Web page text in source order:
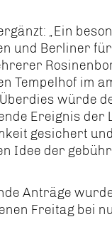
„Ein
und Berliner
Tempelhof im
würde
Ereignis der
gesichert
Idee der
Anträge
Freitag bei